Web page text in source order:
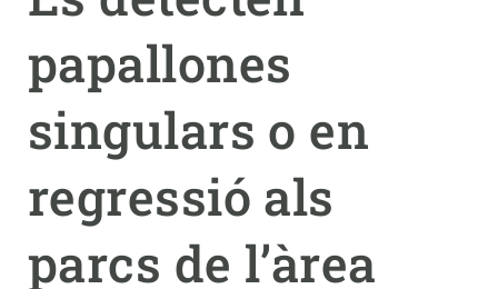
papallones
singulars o en
regressió als
parcs de l’àrea
menu
CIÈNCIA EN ACCIÓ
NOTÍCIES I AGENDA